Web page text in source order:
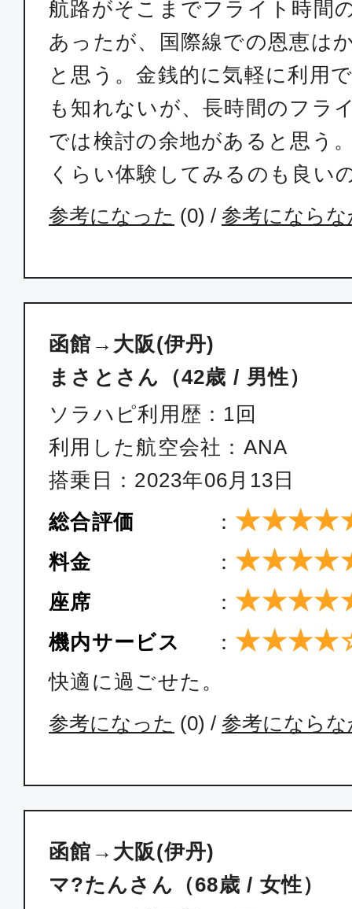
航路がそこまでフライト時間
あったが、国際線での恩恵は
と思う。金銭的に気軽に利用
も知れないが、長時間のフラ
では検討の余地があると思う
くらい体験してみるのも良い
参考になった (0) / 参考になら
函館→大阪(伊丹)
まさとさん（42歳 / 男性）
ソラハピ利用歴：1回
利用した航空会社：ANA
搭乗日：2023年06月13日
総合評価
：
料金 ：
座席 ：
機内サービス ：
快適に過ごせた。
参考になった (0) / 参考になら
函館→大阪(伊丹)
マ?たんさん（68歳 / 女性）